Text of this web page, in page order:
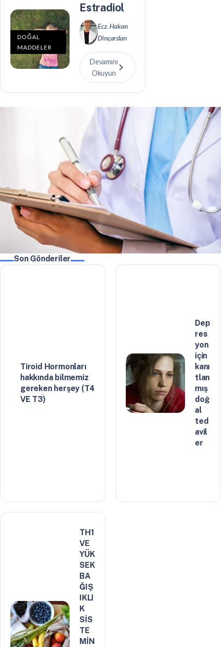
DOĞAL
MADDELER
Estradiol
Ecz. Hakan
Dinçarslan
Devamını
Okuyun
Son Gönderiler
Tiroid Hormonları
hakkında bilmemiz
gereken herşey (T4
VE T3)
Dep
res
yon
için
kanı
tlan
mış
doğ
al
ted
avil
er
TH1
VE
YÜK
SEK
BA
ĞIŞ
IKLI
K
SİS
TE
MİN